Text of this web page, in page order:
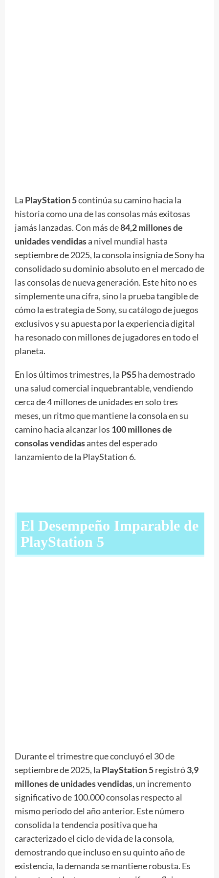
La PlayStation 5continúa su camino hacia la
historia como una de las consolas más exitosas
jamás lanzadas. Con más de84,2 millones de
unidades vendidasa nivel mundial hasta
septiembre de 2025, la consola insignia de Sony ha
consolidado su dominio absoluto en el mercado de
las consolas de nueva generación. Este hito no es
simplemente una cifra, sino la prueba tangible de
cómo la estrategia de Sony, su catálogo de juegos
exclusivos y su apuesta por la experiencia digital
ha resonado con millones de jugadores en todo el
planeta.
En los últimos trimestres, la PS5ha demostrado
una salud comercial inquebrantable, vendiendo
cerca de 4 millones de unidades en solo tres
meses, un ritmo que mantiene la consola en su
camino hacia alcanzar los 100 millones de
consolas vendidasantes del esperado
lanzamiento de la PlayStation 6.
El Desempeño Imparable de
PlayStation 5
Durante el trimestre que concluyó el 30 de
septiembre de 2025, la PlayStation 5registró3,9
millones de unidades vendidas, un incremento
significativo de 100.000 consolas respecto al
mismo periodo del año anterior. Este número
consolida la tendencia positiva que ha
caracterizado el ciclo de vida de la consola,
demostrando que incluso en su quinto año de
existencia, la demanda se mantiene robusta. Es